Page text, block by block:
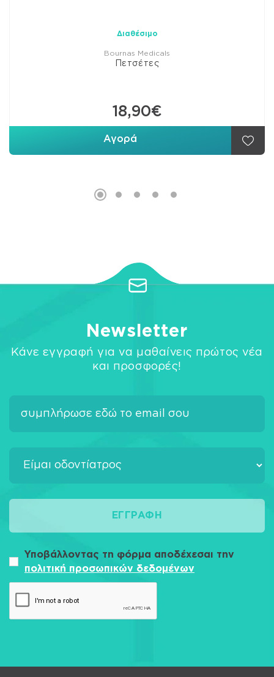
Διαθέσιμο
Bournas Medicals
Πετσέτες
18,90€
Αγορά
Newsletter
Κάνε εγγραφή για να μαθαίνεις πρώτος νέα
και προσφορές!
ΕΓΓΡΑΦΉ
Υποβάλλοντας τη φόρμα αποδέχεσαι την
πολιτική προσωπικών δεδομένων